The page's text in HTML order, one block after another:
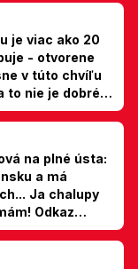
je viac ako 20
- otvorene
v túto chvíľu
to nie je dobré,
na plné ústa:
a má
Ja chalupy
Odkaz